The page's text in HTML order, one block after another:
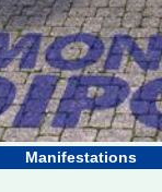
Manifestations